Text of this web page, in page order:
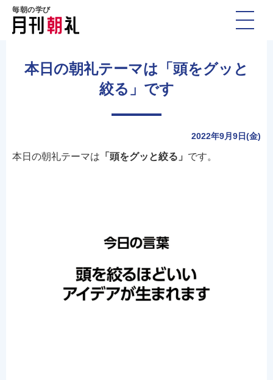
毎朝の学び
本日の朝礼テーマは「頭をグッと
絞る」です
2022年9月9日(金)
本日の朝礼テーマは 「頭をグッと絞る」 です。